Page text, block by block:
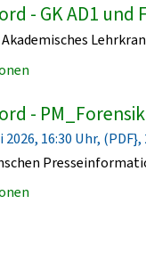
- GK AD1 und
-
16:30 Uhr, (PDF},